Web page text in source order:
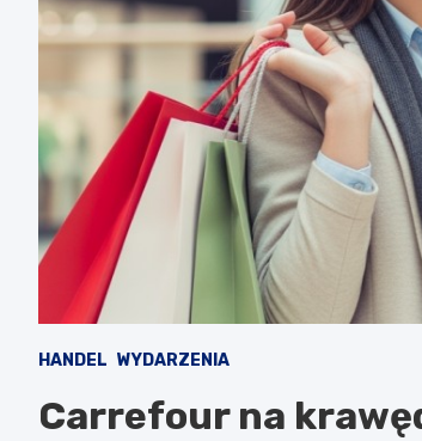
HANDEL WYDARZENIA
Carrefour na